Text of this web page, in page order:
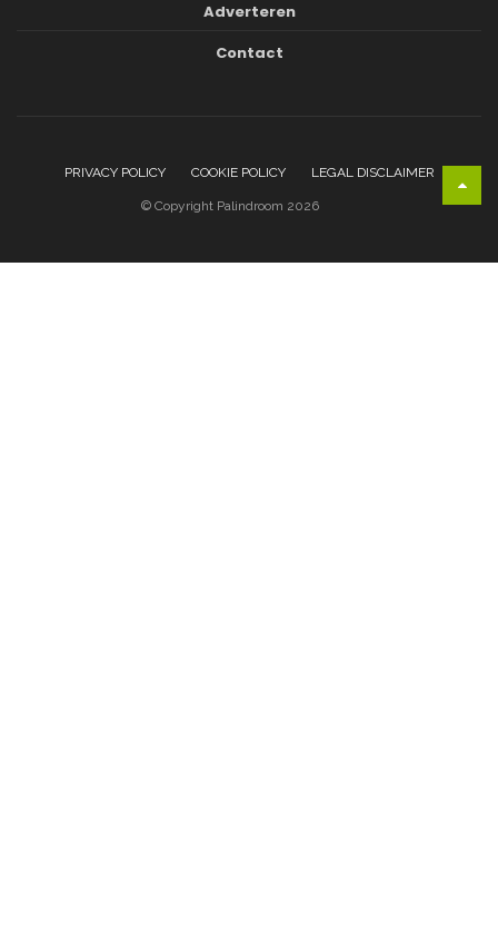
Adverteren
Contact
PRIVACY POLICY COOKIE POLICY LEGAL DISCLAIMER
© Copyright Palindroom 2026